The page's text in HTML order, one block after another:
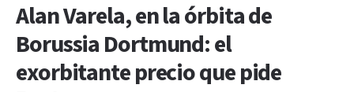
Alan Varela, en la órbita de
Borussia Dortmund: el
exorbitante precio que pide